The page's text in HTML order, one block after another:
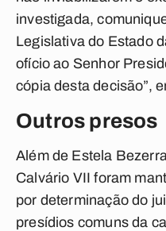
investigada,
Legislativa do Estado
ofício ao Senhor
cópia desta decisão”,
Outros presos
Além de Estela
Calvário VII foram
por determinação do
presídios comuns da